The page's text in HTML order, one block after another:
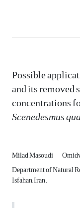
Possible
and its removed
concentrations
Scenedesmus
Milad Masoudi
Department of Natural
Isfahan, Iran.